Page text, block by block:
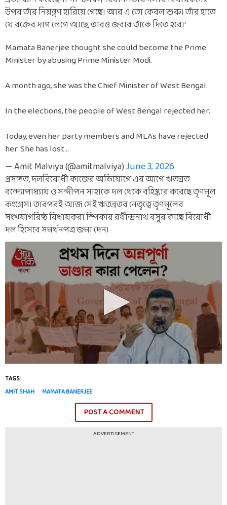
উপর তাঁর নিয়ন্ত্রণ হারিয়ে গেছে। আর এ তো কেবল শুরু। তাঁর হাতে
যে রক্তের দাগ লেগে আছে, তারও জবাব তাঁকে দিতে হবে।'
Mamata Banerjee thought she could become the Prime
Minister by abusing Prime Minister Modi.
A month ago, she was the Chief Minister of West Bengal.
In the elections, the people of West Bengal rejected her.
Today, even her party members and MLAs have rejected
her. She has lost…
— Amit Malviya (@amitmalviya)June 3, 2026
প্রসঙ্গত, দলবিরোধী কাজের অভিযোগে এর আগে ঋতব্রত
বন্দ্যোপাধ্যায় ও সন্দীপন সাহাকে দল থেকে বহিষ্কার করেছে তৃণমূল
কংগ্রেস। তারপরই আজ সেই ঋতব্রতর নেতৃত্বে তৃণমূলের
সংখ্য়াগরিষ্ঠ বিধায়করা স্পিকার রথীন্দ্রনাথ বসুর কাছে বিরোধী
দল হিসেবে সমর্থনপত্র জমা দেন।
TAGS:
AMIT SHAH
MAMATA BANERJEE
POST A COMMENT
ADVERTISEMENT